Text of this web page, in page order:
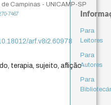
Campinas - UNICAMP-SP
7467
arf.v8i2.60978
terapia, sujeito, aflição
Para
Leitores
Para
Autores
Para